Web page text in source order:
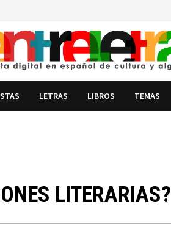
LETRAS LIBROS TEMAS
LITERARIAS?